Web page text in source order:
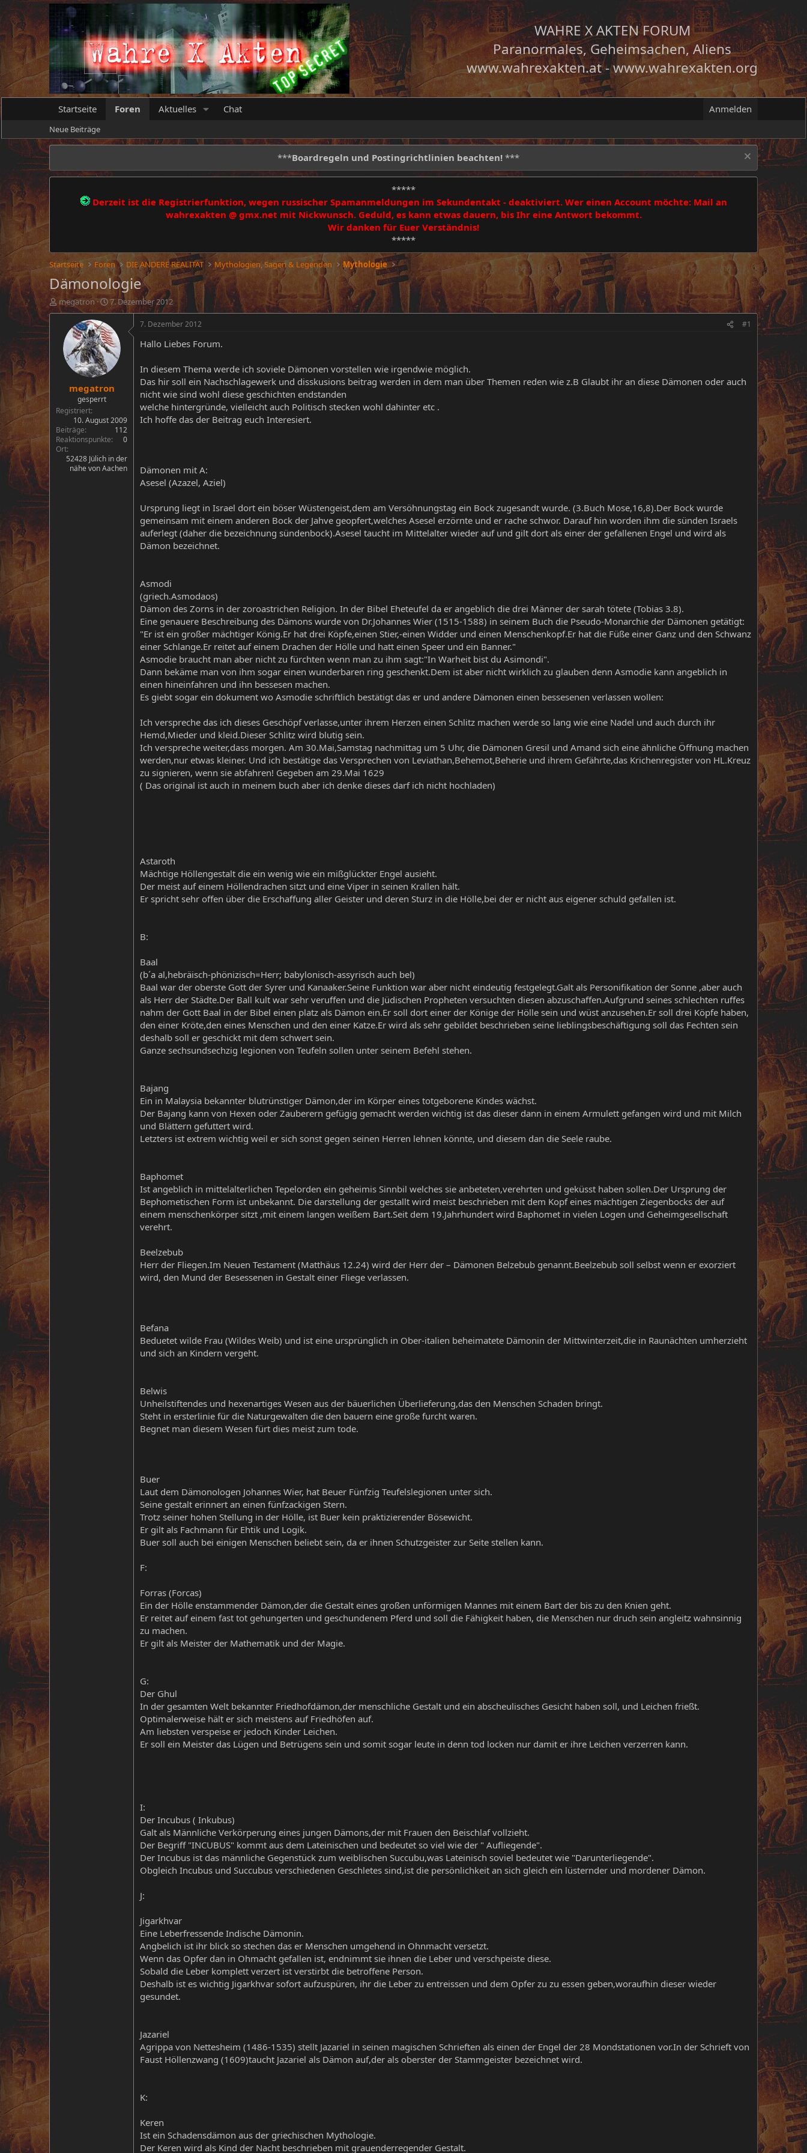
WAHRE X AKTEN FORUM
Paranormales, Geheimsachen, Aliens
www.wahrexakten.at-www.wahrexakten.org
Startseite Foren Aktuelles Chat Anmelden
Neue Beiträge
***Boardregeln und Postingrichtlinien beachten! ***
*****
Derzeit ist die Registrierfunktion, wegen russischer Spamanmeldungen im Sekundentakt - deaktiviert. Wer einen Account möchte: Mail an
wahrexakten @ gmx.net mit Nickwunsch. Geduld, es kann etwas dauern, bis Ihr eine Antwort bekommt.
Wir danken für Euer Verständnis!
*****
Startseite Foren DIE ANDERE REALITÄT Mythologien, Sagen & Legenden Mythologie
Dämonologie
E
r
megatron
E
r
t
e
l
a
7. Dezember 2012
megatron
gesperrt
Registriert
10. August 2009
Beiträge
112
Reaktionspunkte
0
Ort
52428 Jülich in der
nähe von Aachen
7. Dezember 2012 #1
Hallo Liebes Forum.
In diesem Thema werde ich soviele Dämonen vorstellen wie irgendwie möglich.
Das hir soll ein Nachschlagewerk und disskusions beitrag werden in dem man über Themen reden wie z.B Glaubt ihr an diese Dämonen oder auch
nicht wie sind wohl diese geschichten endstanden
welche hintergründe, vielleicht auch Politisch stecken wohl dahinter etc .
Ich hoffe das der Beitrag euch Interesiert.
Dämonen mit A:
Asesel (Azazel, Aziel)
Ursprung liegt in Israel dort ein böser Wüstengeist,dem am Versöhnungstag ein Bock zugesandt wurde. (3.Buch Mose,16,8).Der Bock wurde
gemeinsam mit einem anderen Bock der Jahve geopfert,welches Asesel erzörnte und er rache schwor. Darauf hin worden ihm die sünden Israels
auferlegt (daher die bezeichnung sündenbock).Asesel taucht im Mittelalter wieder auf und gilt dort als einer der gefallenen Engel und wird als
Dämon bezeichnet.
Asmodi
(griech.Asmodaos)
Dämon des Zorns in der zoroastrichen Religion. In der Bibel Eheteufel da er angeblich die drei Männer der sarah tötete (Tobias 3.8).
Eine genauere Beschreibung des Dämons wurde von Dr.Johannes Wier (1515-1588) in seinem Buch die Pseudo-Monarchie der Dämonen getätigt:
"Er ist ein großer mächtiger König.Er hat drei Köpfe,einen Stier,-einen Widder und einen Menschenkopf.Er hat die Füße einer Ganz und den Schwanz
einer Schlange.Er reitet auf einem Drachen der Hölle und hatt einen Speer und ein Banner."
Asmodie braucht man aber nicht zu fürchten wenn man zu ihm sagt:"In Warheit bist du Asimondi".
Dann bekäme man von ihm sogar einen wunderbaren ring geschenkt.Dem ist aber nicht wirklich zu glauben denn Asmodie kann angeblich in
einen hineinfahren und ihn bessesen machen.
Es giebt sogar ein dokument wo Asmodie schriftlich bestätigt das er und andere Dämonen einen bessesenen verlassen wollen:
Ich verspreche das ich dieses Geschöpf verlasse,unter ihrem Herzen einen Schlitz machen werde so lang wie eine Nadel und auch durch ihr
Hemd,Mieder und kleid.Dieser Schlitz wird blutig sein.
Ich verspreche weiter,dass morgen. Am 30.Mai,Samstag nachmittag um 5 Uhr, die Dämonen Gresil und Amand sich eine ähnliche Öffnung machen
werden,nur etwas kleiner. Und ich bestätige das Versprechen von Leviathan,Behemot,Beherie und ihrem Gefährte,das Krichenregister von HL.Kreuz
zu signieren, wenn sie abfahren! Gegeben am 29.Mai 1629
( Das original ist auch in meinem buch aber ich denke dieses darf ich nicht hochladen)
Astaroth
Mächtige Höllengestalt die ein wenig wie ein mißglückter Engel ausieht.
Der meist auf einem Höllendrachen sitzt und eine Viper in seinen Krallen hält.
Er spricht sehr offen über die Erschaffung aller Geister und deren Sturz in die Hölle,bei der er nicht aus eigener schuld gefallen ist.
B:
Baal
(b´a al,hebräisch-phönizisch=Herr; babylonisch-assyrisch auch bel)
Baal war der oberste Gott der Syrer und Kanaaker.Seine Funktion war aber nicht eindeutig festgelegt.Galt als Personifikation der Sonne ,aber auch
als Herr der Städte.Der Ball kult war sehr veruffen und die Jüdischen Propheten versuchten diesen abzuschaffen.Aufgrund seines schlechten ruffes
nahm der Gott Baal in der Bibel einen platz als Dämon ein.Er soll dort einer der Könige der Hölle sein und wüst anzusehen.Er soll drei Köpfe haben,
den einer Kröte,den eines Menschen und den einer Katze.Er wird als sehr gebildet beschrieben seine lieblingsbeschäftigung soll das Fechten sein
deshalb soll er geschickt mit dem schwert sein.
Ganze sechsundsechzig legionen von Teufeln sollen unter seinem Befehl stehen.
Bajang
Ein in Malaysia bekannter blutrünstiger Dämon,der im Körper eines totgeborene Kindes wächst.
Der Bajang kann von Hexen oder Zauberern gefügig gemacht werden wichtig ist das dieser dann in einem Armulett gefangen wird und mit Milch
und Blättern gefuttert wird.
Letzters ist extrem wichtig weil er sich sonst gegen seinen Herren lehnen könnte, und diesem dan die Seele raube.
Baphomet
Ist angeblich in mittelalterlichen Tepelorden ein geheimis Sinnbil welches sie anbeteten,verehrten und geküsst haben sollen.Der Ursprung der
Bephometischen Form ist unbekannt. Die darstellung der gestallt wird meist beschrieben mit dem Kopf eines mächtigen Ziegenbocks der auf
einem menschenkörper sitzt ,mit einem langen weißem Bart.Seit dem 19.Jahrhundert wird Baphomet in vielen Logen und Geheimgesellschaft
verehrt.
Beelzebub
Herr der Fliegen.Im Neuen Testament (Matthäus 12.24) wird der Herr der – Dämonen Belzebub genannt.Beelzebub soll selbst wenn er exorziert
wird, den Mund der Besessenen in Gestalt einer Fliege verlassen.
Befana
Beduetet wilde Frau (Wildes Weib) und ist eine ursprünglich in Ober-italien beheimatete Dämonin der Mittwinterzeit,die in Raunächten umherzieht
und sich an Kindern vergeht.
Belwis
Unheilstiftendes und hexenartiges Wesen aus der bäuerlichen Überlieferung,das den Menschen Schaden bringt.
Steht in ersterlinie für die Naturgewalten die den bauern eine große furcht waren.
Begnet man diesem Wesen fürt dies meist zum tode.
Buer
Laut dem Dämonologen Johannes Wier, hat Beuer Fünfzig Teufelslegionen unter sich.
Seine gestalt erinnert an einen fünfzackigen Stern.
Trotz seiner hohen Stellung in der Hölle, ist Buer kein praktizierender Bösewicht.
Er gilt als Fachmann für Ehtik und Logik.
Buer soll auch bei einigen Menschen beliebt sein, da er ihnen Schutzgeister zur Seite stellen kann.
F:
Forras (Forcas)
Ein der Hölle enstammender Dämon,der die Gestalt eines großen unförmigen Mannes mit einem Bart der bis zu den Knien geht.
Er reitet auf einem fast tot gehungerten und geschundenem Pferd und soll die Fähigkeit haben, die Menschen nur druch sein angleitz wahnsinnig
zu machen.
Er gilt als Meister der Mathematik und der Magie.
G:
Der Ghul
In der gesamten Welt bekannter Friedhofdämon,der menschliche Gestalt und ein abscheulisches Gesicht haben soll, und Leichen frießt.
Optimalerweise hält er sich meistens auf Friedhöfen auf.
Am liebsten verspeise er jedoch Kinder Leichen.
Er soll ein Meister das Lügen und Betrügens sein und somit sogar leute in denn tod locken nur damit er ihre Leichen verzerren kann.
I:
Der Incubus ( Inkubus)
Galt als Männliche Verkörperung eines jungen Dämons,der mit Frauen den Beischlaf vollzieht.
Der Begriff "INCUBUS" kommt aus dem Lateinischen und bedeutet so viel wie der " Aufliegende".
Der Incubus ist das männliche Gegenstück zum weiblischen Succubu,was Lateinisch soviel bedeutet wie "Darunterliegende".
Obgleich Incubus und Succubus verschiedenen Geschletes sind,ist die persönlichkeit an sich gleich ein lüsternder und mordener Dämon.
J:
Jigarkhvar
Eine Leberfressende Indische Dämonin.
Angbelich ist ihr blick so stechen das er Menschen umgehend in Ohnmacht versetzt.
Wenn das Opfer dan in Ohmacht gefallen ist, endnimmt sie ihnen die Leber und verschpeiste diese.
Sobald die Leber komplett verzert ist verstirbt die betroffene Person.
Deshalb ist es wichtig Jigarkhvar sofort aufzuspüren, ihr die Leber zu entreissen und dem Opfer zu zu essen geben,woraufhin dieser wieder
gesundet.
Jazariel
Agrippa von Nettesheim (1486-1535) stellt Jazariel in seinen magischen Schrieften als einen der Engel der 28 Mondstationen vor.In der Schrieft von
Faust Höllenzwang (1609)taucht Jazariel als Dämon auf,der als oberster der Stammgeister bezeichnet wird.
K:
Keren
Ist ein Schadensdämon aus der griechischen Mythologie.
Der Keren wird als Kind der Nacht beschrieben mit grauenderregender Gestalt.